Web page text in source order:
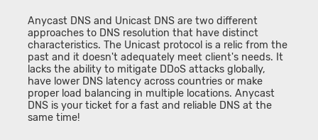
Anycast DNS and Unicast DNS are two different
approaches to DNS resolution that have distinct
characteristics. The Unicast protocol is a relic from the
past and it doesn't adequately meet client's needs. It
lacks the ability to mitigate DDoS attacks globally,
have lower DNS latency across countries or make
proper load balancing in multiple locations. Anycast
DNS is your ticket for a fast and reliable DNS at the
same time!